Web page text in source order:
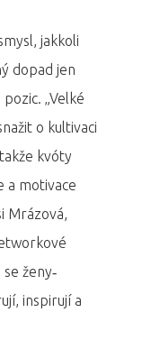
jakkoli
dopad jen
„Velké
o kultivaci
kvóty
a motivace
Mrázová,
ženy‐
inspirují a
PRO MÉDIA